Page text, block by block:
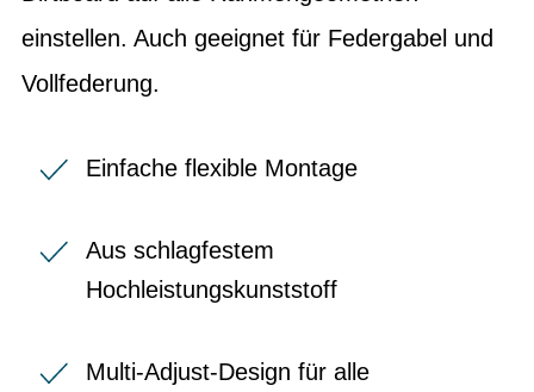
einstellen. Auch geeignet für Federgabel und
Vollfederung.
Einfache flexible Montage
Aus schlagfestem
Hochleistungskunststoff
Multi-Adjust-Design für alle